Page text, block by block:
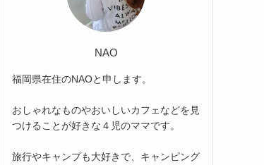
NAO
福岡県在住のNAOと申します。
おしゃれなものやおいしいカフェなどを見
つけることが好きな４児のママです。
旅行やキャンプも大好きで、キャンピング